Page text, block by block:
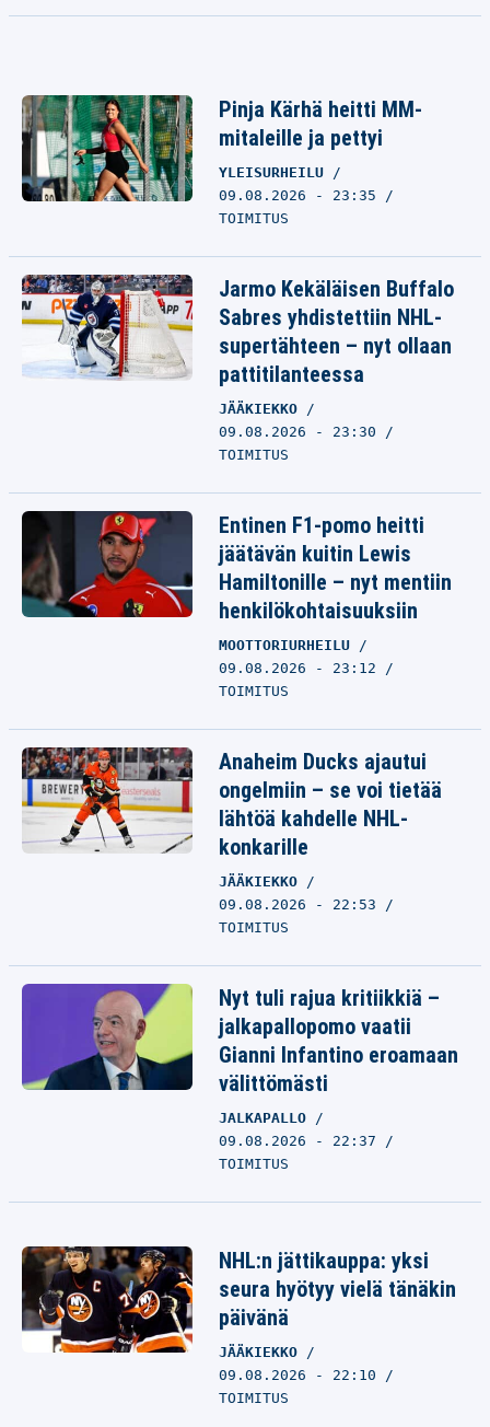
Pinja Kärhä heitti MM-
mitaleille ja pettyi
YLEISURHEILU
09.08.2026 - 23:35
TOIMITUS
Jarmo Kekäläisen Buffalo
Sabres yhdistettiin NHL-
supertähteen – nyt ollaan
pattitilanteessa
JÄÄKIEKKO
09.08.2026 - 23:30
TOIMITUS
Entinen F1-pomo heitti
jäätävän kuitin Lewis
Hamiltonille – nyt mentiin
henkilökohtaisuuksiin
MOOTTORIURHEILU
09.08.2026 - 23:12
TOIMITUS
Anaheim Ducks ajautui
ongelmiin – se voi tietää
lähtöä kahdelle NHL-
konkarille
JÄÄKIEKKO
09.08.2026 - 22:53
TOIMITUS
Nyt tuli rajua kritiikkiä –
jalkapallopomo vaatii
Gianni Infantino eroamaan
välittömästi
JALKAPALLO
09.08.2026 - 22:37
TOIMITUS
NHL:n jättikauppa: yksi
seura hyötyy vielä tänäkin
päivänä
JÄÄKIEKKO
09.08.2026 - 22:10
TOIMITUS